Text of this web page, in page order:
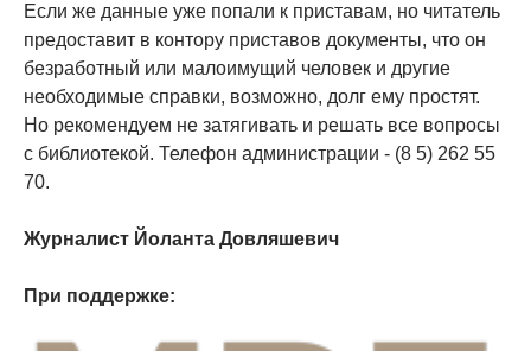
Если же данные уже попали к приставам, но читатель
предоставит в контору приставов документы, что он
безработный или малоимущий человек и другие
необходимые справки, возможно, долг ему простят.
Но рекомендуем не затягивать и решать все вопросы
с библиотекой. Телефон администрации - (8 5) 262 55
70.
Журналист Йоланта Довляшевич
При поддержке: